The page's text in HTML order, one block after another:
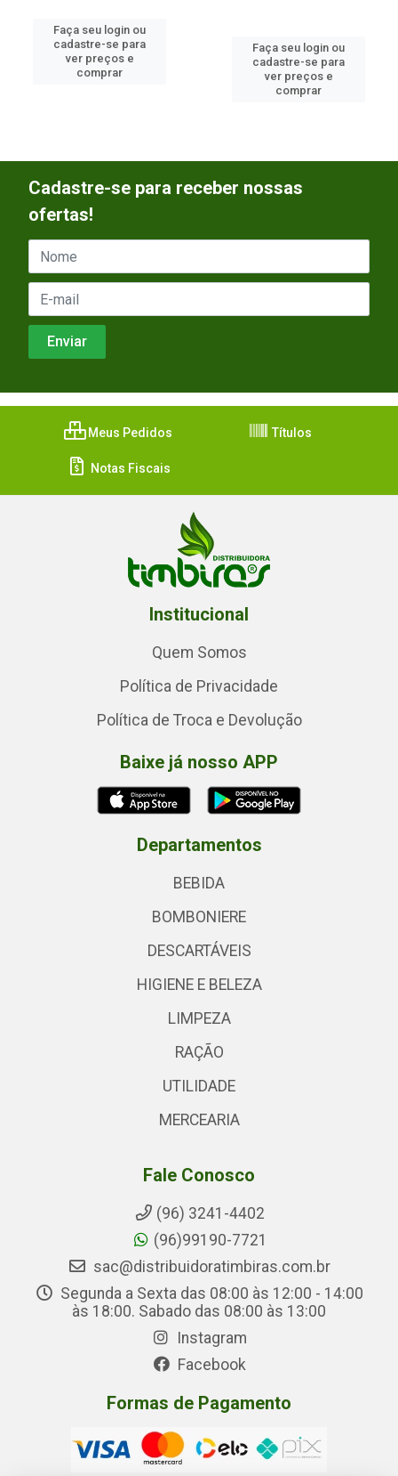
Faça seu login ou
cadastre-se para
ver preços e
comprar
Faça seu login ou
cadastre-se para
ver preços e
comprar
Cadastre-se para receber nossas
ofertas!
Meus Pedidos Títulos
Notas Fiscais
Institucional
Quem Somos
Política de Privacidade
Política de Troca e Devolução
Baixe já nosso APP
Departamentos
BEBIDA
BOMBONIERE
DESCARTÁVEIS
HIGIENE E BELEZA
LIMPEZA
RAÇÃO
UTILIDADE
MERCEARIA
Fale Conosco
(96) 3241-4402
(96)99190-7721
sac@distribuidoratimbiras.com.br
Segunda a Sexta das 08:00 às 12:00 - 14:00
às 18:00. Sabado das 08:00 às 13:00
Instagram
Facebook
Formas de Pagamento